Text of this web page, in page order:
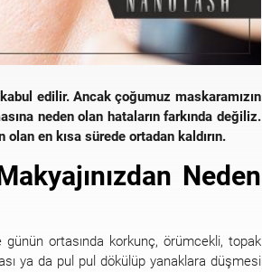
edilir. Ancak çoğumuz maskaramızın
neden olan hataların farkında değiliz.
en kısa sürede ortadan kaldırın.
Neden
ortasında korkunç, örümcekli, topak
ya da pul pul dökülüp yanaklara düşmesi